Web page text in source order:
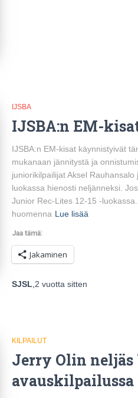
IJSBA
IJSBA:n EM-
IJSBA:n EM-kisat käynnistyivät
mukanaan jännitystä ja
juniorikilpailijat Aksel
luokassa hienosti neljänneksi.
Junior Rec-Lites 12-15 -
huomenna Lue lisää
Jaa tämä:
Jakaminen
SJSL 2 vuotta sitten
KILPAILUT
Jerry Olin